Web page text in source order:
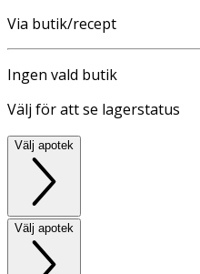
Via butik/recept
Ingen vald butik
Välj för att se lagerstatus
Välj apotek
Välj apotek